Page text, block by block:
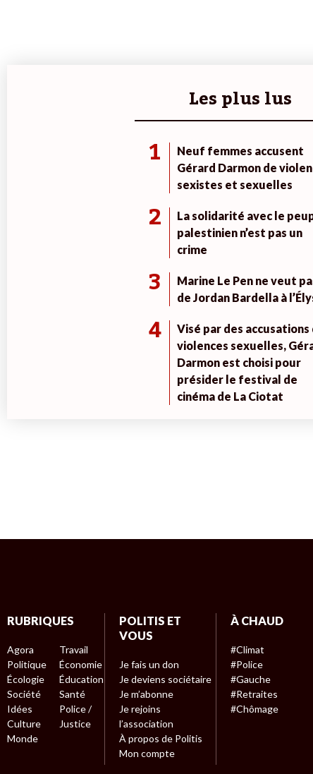
Les plus lus
1
Neuf femmes accusent
Gérard Darmon de
sexistes et sexuelles
2
La solidarité avec le
palestinien n’est pas un
crime
3
Marine Le Pen ne veut
de Jordan Bardella à
4
Visé par des accusations
violences sexuelles,
Darmon est choisi pour
présider le festival de
cinéma de La Ciotat
RUBRIQUES
Agora
Politique
Écologie
Société
Idées
Culture
Monde
Travail
Économie
Éducation
Santé
Police /
Justice
POLITIS ET
VOUS
Je fais un don
Je deviens sociétaire
Je m’abonne
Je rejoins
l’association
À propos de Politis
Mon compte
À CHAUD
#Climat
#Police
#Gauche
#Retraites
#Chômage